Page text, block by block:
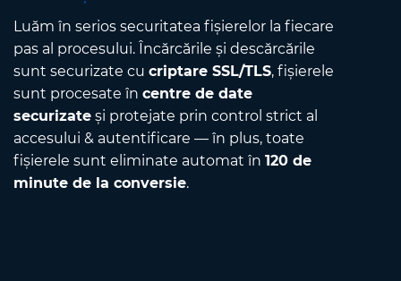
Luăm în serios securitatea fișierelor la fiecare
pas al procesului. Încărcările și descărcările
sunt securizate cu criptare SSL/TLS, fișierele
sunt procesate în centre de date
securizate și protejate prin control strict al
accesului & autentificare — în plus, toate
fișierele sunt eliminate automat în 120 de
minute de la conversie.